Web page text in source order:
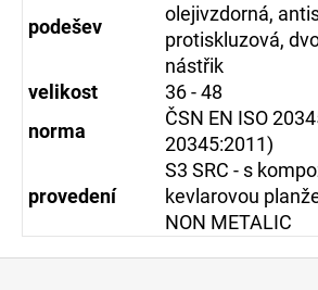
podešev
olejivzdorná,
protiskluzová,
nástřik
velikost
36 - 48
norma
ČSN EN ISO
20345:2011)
provedení
S3 SRC - s
kevlarovou
NON METALIC
Z